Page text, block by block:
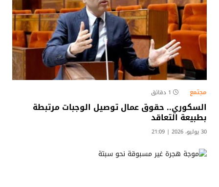
مجتمع 1 دقائق
السكوري.. حقوق عمال توصيل الوجبات مرتبطة
بطبيعة التعاقد
30 يوليو، 2026 | 21:09